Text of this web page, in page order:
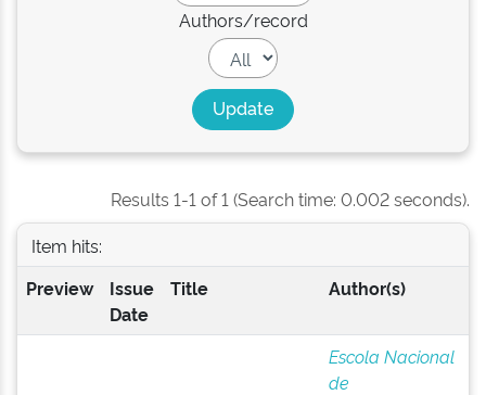
Authors/record
Results 1-1 of 1 (Search time: 0.002 seconds).
Item hits:
Preview
Issue
Date
Title Author(s)
Escola Nacional
de